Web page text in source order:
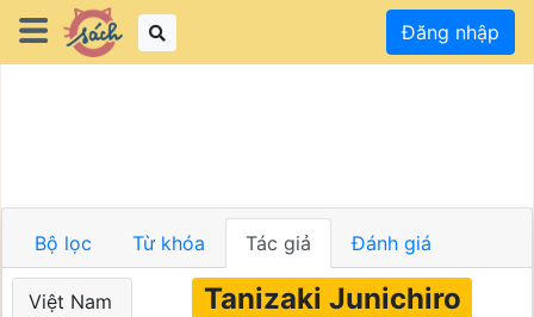
Đăng nhập
Bộ lọc Từ khóa Tác giả Đánh giá
Việt Nam
Tanizaki Junichiro